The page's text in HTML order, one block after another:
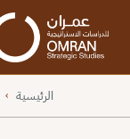
الرئيسية ›